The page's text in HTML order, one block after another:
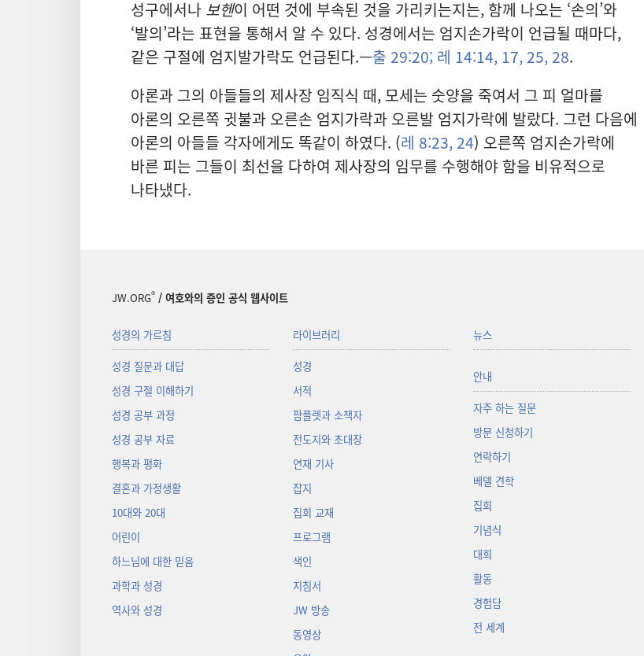
성구에서나 보헨이 어떤 것에 부속된 것을 가리키는지는, 함께 나오는 ‘손의’와
‘발의’라는 표현을 통해서 알 수 있다. 성경에서는 엄지손가락이 언급될 때마다,
같은 구절에 엄지발가락도 언급된다.—출 29:20; 레 14:14, 17,25,28.
아론과 그의 아들들의 제사장 임직식 때, 모세는 숫양을 죽여서 그 피 얼마를
아론의 오른쪽 귓불과 오른손 엄지가락과 오른발 엄지가락에 발랐다. 그런 다음에
아론의 아들들 각자에게도 똑같이 하였다. (레 8:23, 24) 오른쪽 엄지손가락에
바른 피는 그들이 최선을 다하여 제사장의 임무를 수행해야 함을 비유적으로
나타냈다.
JW.ORG® / 여호와의 증인 공식 웹사이트
성경의 가르침
성경 질문과 대답
성경 구절 이해하기
성경 공부 과정
성경 공부 자료
행복과 평화
결혼과 가정생활
10대와 20대
어린이
하느님에 대한 믿음
과학과 성경
역사와 성경
라이브러리
성경
서적
팜플렛과 소책자
전도지와 초대장
연재 기사
잡지
집회 교재
프로그램
색인
지침서
JW 방송
동영상
뉴스
안내
자주 하는 질문
방문 신청하기
연락하기
베델 견학
집회
기념식
대회
활동
경험담
전 세계